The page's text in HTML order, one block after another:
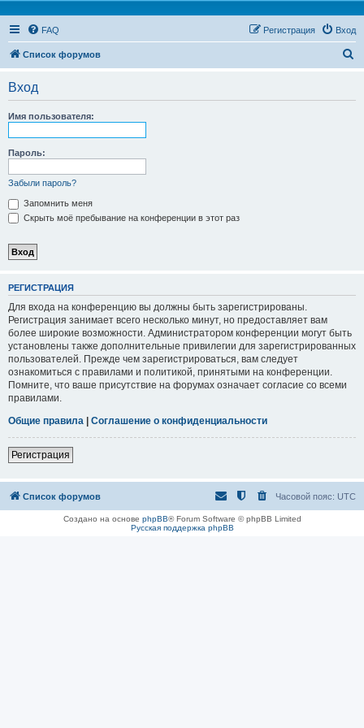
FAQ Вход
Регистрация
Список форумов
Вход
Имя пользователя:
Пароль:
Забыли пароль?
Запомнить меня
Скрыть моё пребывание на конференции в этот раз
РЕГИСТРАЦИЯ
Для входа на конференцию вы должны быть зарегистрированы.
Регистрация занимает всего несколько минут, но предоставляет вам
более широкие возможности. Администратором конференции могут быть
установлены также дополнительные привилегии для зарегистрированных
пользователей. Прежде чем зарегистрироваться, вам следует
ознакомиться с правилами и политикой, принятыми на конференции.
Помните, что ваше присутствие на форумах означает согласие со всеми
правилами.
Общие правила | Соглашение о конфиденциальности
Регистрация
Список форумов Часовой пояс: UTC
Создано на основе phpBB® Forum Software © phpBB Limited
Русская поддержка phpBB